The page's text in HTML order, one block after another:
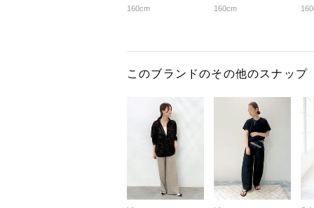
160cm
160cm
このブランドのその他のスナップ